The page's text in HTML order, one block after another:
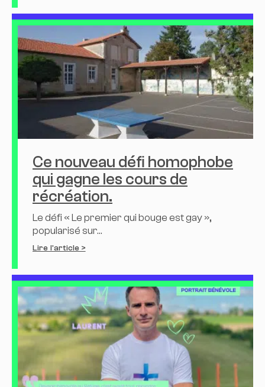
Ce nouveau défi homophobe
qui gagne les cours de
récréation.
Le défi « Le premier qui bouge est gay »,
popularisé sur...
Lire l'article >